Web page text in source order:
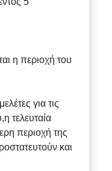
η περιοχή του
για τις
τελευταία
περιοχή της
και